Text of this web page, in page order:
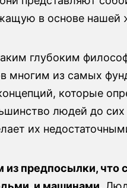
в основе нашей
глубоким
многим из самых
которые
людей до
их
предпосылки, что